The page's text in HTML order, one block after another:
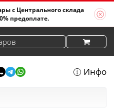
с Центрального склада
предоплате.
Инфо